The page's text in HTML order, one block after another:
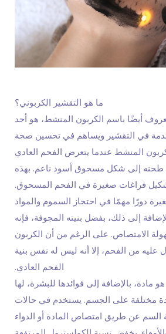
ما هو التقشير الكربوني؟
أيضًا باسم الكربون المنشط، هو أحد
في التقشير ويساهم في تحسين صحة
المنشط عندما يتعرض الفحم العادي
طحنه إلى شكل مسحوق أسود ناعم. بهذه
فراغات صغيرة في الفحم المسحوق.
دورًا مهمًا في احتجاز السموم والمواد
إلى ذلك، بفضل بنيته المجوفة، فإنه
الامتصاص. على الرغم من أن الكربون
من الفحم، إلا أنه ليس له نفس بنية
الفحم العادي.
بالإضافة إلى فوائدها للبشرة، لها
مختلفة على الجسم. يستخدم في حالات
عن طريق امتصاص المادة أو الدواء